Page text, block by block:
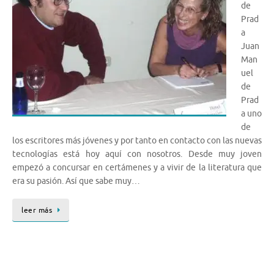
de
Prad
a
Juan
Man
uel
de
Prad
a uno
de
los escritores más jóvenes y por tanto en contacto con las nuevas
tecnologías está hoy aquí con nosotros. Desde muy joven
empezó a concursar en certámenes y a vivir de la literatura que
era su pasión. Así que sabe muy…
leer más